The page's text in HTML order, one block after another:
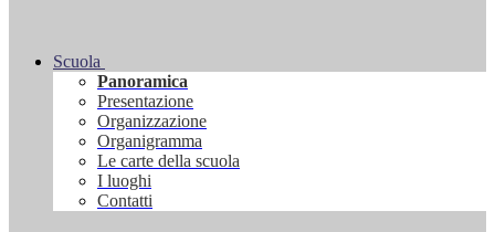
Scuola
Panoramica
Presentazione
Organizzazione
Organigramma
Le carte della scuola
I luoghi
Contatti